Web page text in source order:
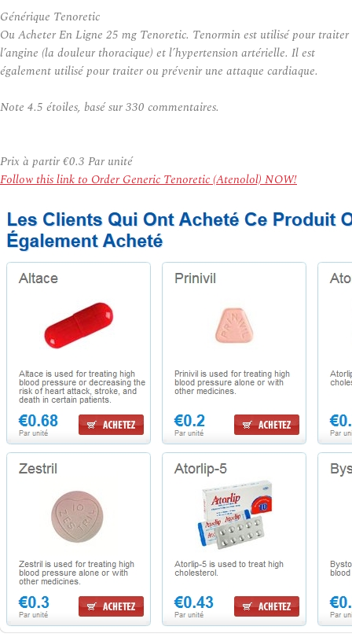
Générique Tenoretic
Ou Acheter En Ligne 25 mg Tenoretic. Tenormin est utilisé pour traiter
l’angine (la douleur thoracique) et l’hypertension artérielle. Il est
également utilisé pour traiter ou prévenir une attaque cardiaque.
Note 4.5 étoiles, basé sur330 commentaires.
Prix à partir€0.3 Par unité
Follow this link to Order Generic Tenoretic (Atenolol) NOW!